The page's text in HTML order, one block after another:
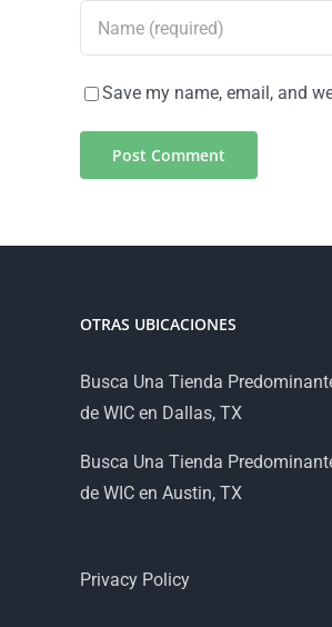
Save my name, email, and
OTRAS UBICACIONES
Busca Una Tienda
de WIC en Dallas, TX
Busca Una Tienda
de WIC en Austin, TX
Privacy Policy